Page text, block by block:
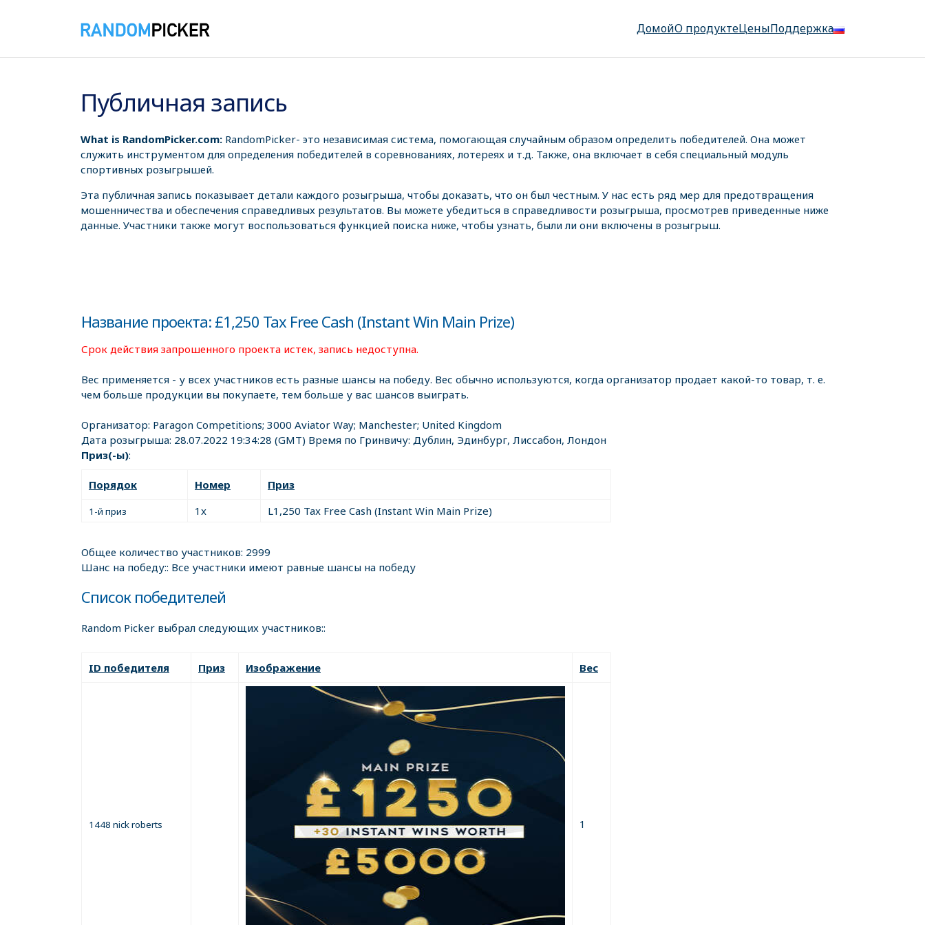
ДомойО продуктеЦеныПоддержка
Публичная запись
What is RandomPicker.com: RandomPicker- это независимая система, помогающая случайным образом определить победителей. Она может
служить инструментом для определения победителей в соревнованиях, лотереях и т.д. Также, она включает в себя специальный модуль
спортивных розыгрышей.
Эта публичная запись показывает детали каждого розыгрыша, чтобы доказать, что он был честным. У нас есть ряд мер для предотвращения
мошенничества и обеспечения справедливых результатов. Вы можете убедиться в справедливости розыгрыша, просмотрев приведенные ниже
данные. Участники также могут воспользоваться функцией поиска ниже, чтобы узнать, были ли они включены в розыгрыш.
Название проекта: £1,250 Tax Free Cash (Instant Win Main Prize)
Срок действия запрошенного проекта истек, запись недоступна.
Вес применяется - у всех участников есть разные шансы на победу. Вес обычно используются, когда организатор продает какой-то товар, т. е.
чем больше продукции вы покупаете, тем больше у вас шансов выиграть.
Организатор: Paragon Competitions; 3000 Aviator Way; Manchester; United Kingdom
Дата розыгрыша: 28.07.2022 19:34:28 (GMT) Время по Гринвичу: Дублин, Эдинбург, Лиссабон, Лондон
Приз(-ы):
Порядок Номер Приз
1-й приз 1x L1,250 Tax Free Cash (Instant Win Main Prize)
Общее количество участников: 2999
Шанс на победу:: Все участники имеют равные шансы на победу
Список победителей
Random Picker выбрал следующих участников::
ID победителя Приз Изображение Вес
1448 nick roberts 1